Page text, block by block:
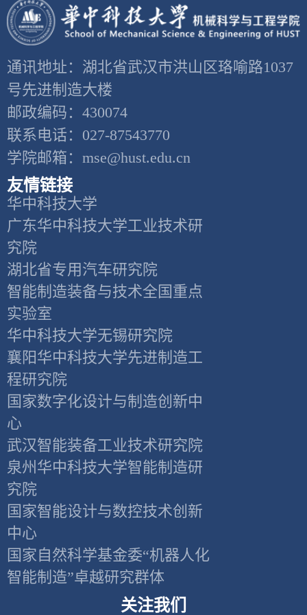
通讯地址：湖北省武汉市洪山区珞喻路1037
号先进制造大楼
邮政编码：430074
联系电话：027-87543770
学院邮箱：mse@hust.edu.cn
友情链接
华中科技大学
广东华中科技大学工业技术研
究院
湖北省专用汽车研究院
智能制造装备与技术全国重点
实验室
华中科技大学无锡研究院
襄阳华中科技大学先进制造工
程研究院
国家数字化设计与制造创新中
心
武汉智能装备工业技术研究院
泉州华中科技大学智能制造研
究院
国家智能设计与数控技术创新
中心
国家自然科学基金委“机器人化
智能制造”卓越研究群体
关注我们